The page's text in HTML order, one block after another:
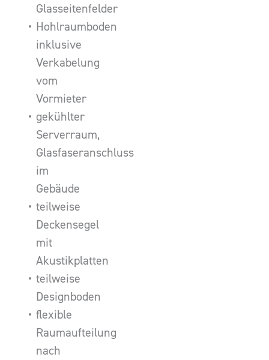
Glasseitenfelder
Hohlraumboden
inklusive
Verkabelung
vom
Vormieter
gekühlter
Serverraum,
Glasfaseranschluss
im
Gebäude
teilweise
Deckensegel
mit
Akustikplatten
teilweise
Designboden
flexible
Raumaufteilung
nach